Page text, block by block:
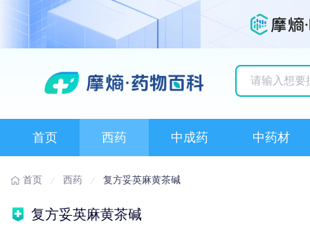
首页 西药 中成药 中药材
首页 西药 复方妥英麻黄茶碱
复方妥英麻黄茶碱